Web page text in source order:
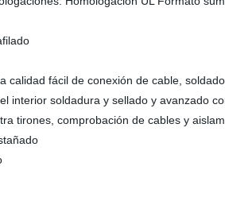
calidad fácil de conexión de cable,
interior soldadura y sellado y avanzado
tirones, comprobación de cables y